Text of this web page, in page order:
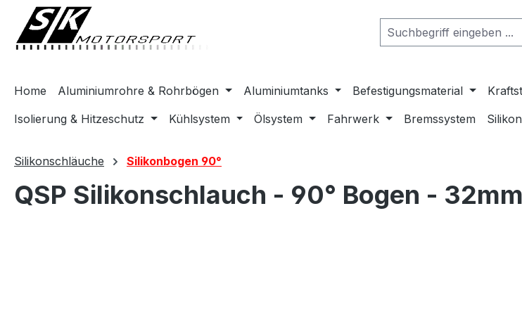
Zur Hauptnavigation springen
Home Aluminiumrohre & Rohrbögen Aluminiumtanks Befestigungsmaterial
Isolierung & Hitzeschutz
Kühlsystem Ölsystem Fahrwerk Bremssystem
Silikonschläuche Silikonbogen 90°
QSP Silikonschlauch - 90° Bogen -